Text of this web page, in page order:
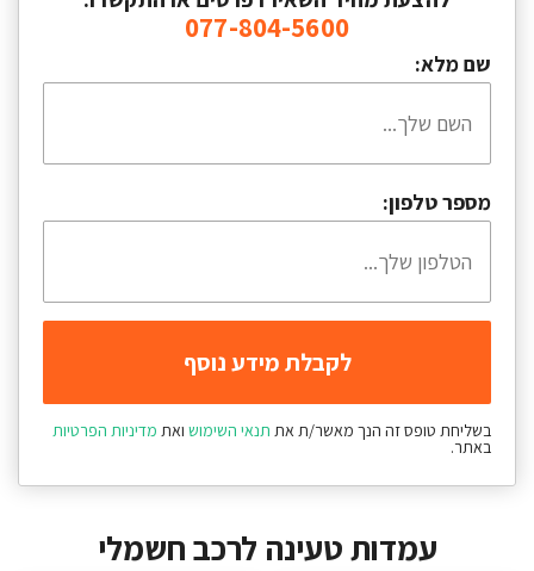
077-804-5600
שם מלא:
מספר טלפון:
בשליחת טופס זה הנך מאשר/ת את תנאי השימוש ואת מדיניות הפרטיות
באתר.
עמדות טעינה לרכב חשמלי